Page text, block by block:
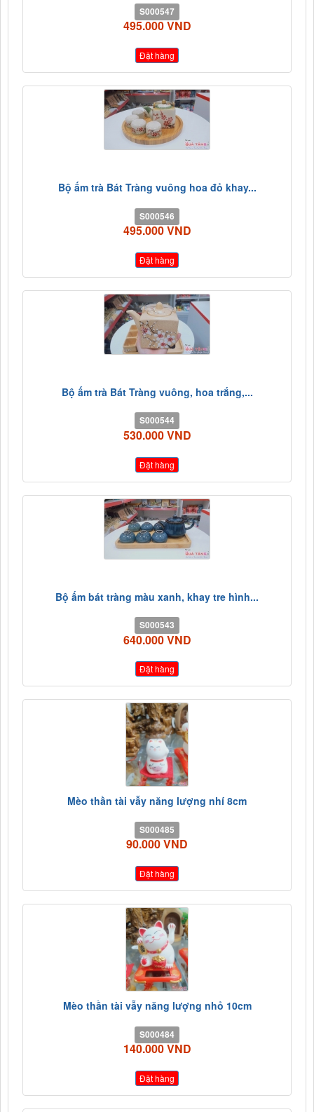
S000547
495.000 VND
Đặt hàng
Bộ ấm trà Bát Tràng vuông hoa đỏ khay...
S000546
495.000 VND
Đặt hàng
Bộ ấm trà Bát Tràng vuông, hoa trắng,...
S000544
530.000 VND
Đặt hàng
Bộ ấm bát tràng màu xanh, khay tre hình...
S000543
640.000 VND
Đặt hàng
Mèo thần tài vẫy năng lượng nhí 8cm
S000485
90.000 VND
Đặt hàng
Mèo thần tài vẫy năng lượng nhỏ 10cm
S000484
140.000 VND
Đặt hàng